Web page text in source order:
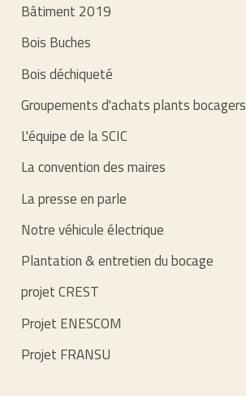
Bâtiment 2019
Bois Buches
Bois déchiqueté
Groupements d'achats plants bocagers
L'équipe de la SCIC
La convention des maires
La presse en parle
Notre véhicule électrique
Plantation & entretien du bocage
projet CREST
Projet ENESCOM
Projet FRANSU